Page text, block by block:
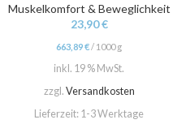
Muskelkomfort & Beweglichkeit
23,90€
663,89€/ 1000 g
inkl. 19 % MwSt.
zzgl. Versandkosten
Lieferzeit: 1-3 Werktage